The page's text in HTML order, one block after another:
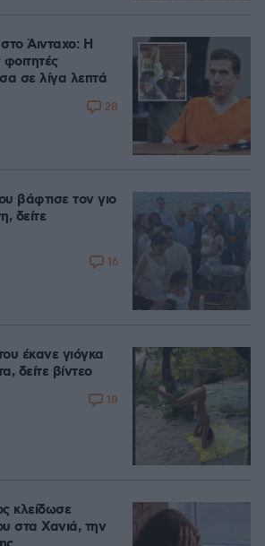
Άινταχο: Η
σε λίγα λεπτά
28
βάφτισε τον γιο
δείτε
16
έκανε γιόγκα
δείτε βίντεο
18
κλείδωσε
στα Χανιά, την